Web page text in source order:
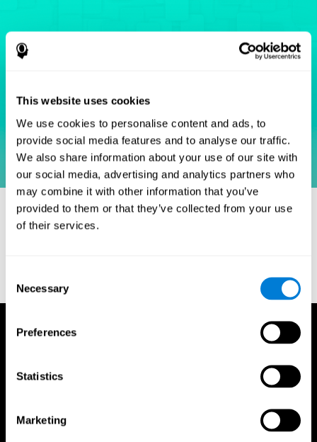
This website uses cookies
We use cookies to personalise content and ads, to
provide social media features and to analyse our traffic.
We also share information about your use of our site with
our social media, advertising and analytics partners who
may combine it with other information that you’ve
provided to them or that they’ve collected from your use
of their services.
Selection
Necessary
Preferences
Statistics
Marketing
Références
Simon, J. R., and Wolf, J. D. (1963). Choice reaction times as a